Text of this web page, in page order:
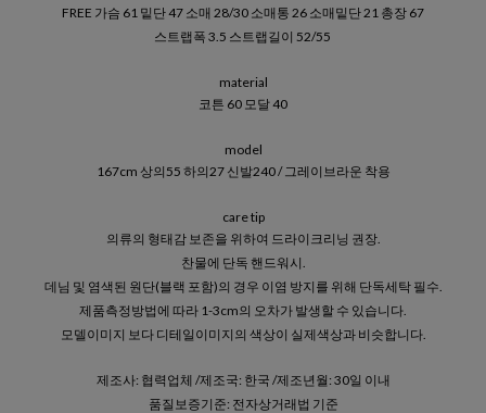
FREE 가슴 61 밑단 47 소매 28/30 소매통 26 소매밑단 21 총장 67
스트랩폭 3.5 스트랩길이 52/55
material
코튼 60 모달 40
model
167cm 상의55 하의27 신발240 / 그레이브라운 착용
care tip
의류의 형태감 보존을 위하여 드라이크리닝 권장.
찬물에 단독 핸드워시.
데님 및 염색된 원단(블랙 포함)의 경우 이염 방지를 위해 단독세탁 필수.
제품측정방법에 따라 1-3cm의 오차가 발생할 수 있습니다.
모델이미지 보다 디테일이미지의 색상이 실제색상과 비슷합니다.
제조사: 협력업체 /제조국: 한국 /제조년월: 30일 이내
품질보증기준: 전자상거래법 기준